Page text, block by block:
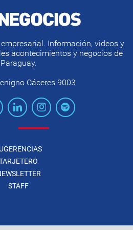
Información, videos y
acontecimientos y negocios de
Paraguay.
Cáceres 9003
STAFF